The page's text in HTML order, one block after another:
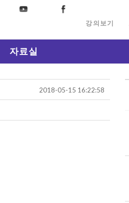
강의보기
자료실
2018-05-15 16:22:58